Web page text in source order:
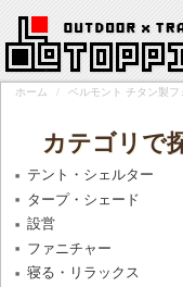
ホーム / ベルモント チタン製フ
カテゴリで
テント・シェルター
タープ・シェード
設営
ファニチャー
寝る・リラックス